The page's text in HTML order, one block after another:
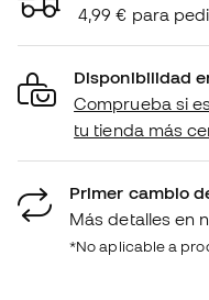
4,99 € para
Disponibilidad
Comprueba si
tu tienda más
Primer cambio
Más detalles en
*No aplicable a